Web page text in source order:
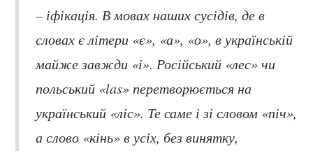
– іфікація. В мовах наших сусідів, де в
словах є літери «є», «а», «о», в українській
майже завжди «і». Російський «лес» чи
польський «las» перетворюється на
український «ліс». Те саме і зі словом «піч»,
а слово «кінь» в усіх, без винятку,